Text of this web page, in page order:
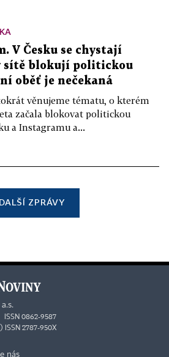
V Česku se chystají
sítě blokují politickou
oběť je nečekaná
věnujeme tématu, o kterém
začala blokovat politickou
a Instagramu a...
DALŠÍ ZPRÁVY
0862-9587
ISSN 2787-950X
nás